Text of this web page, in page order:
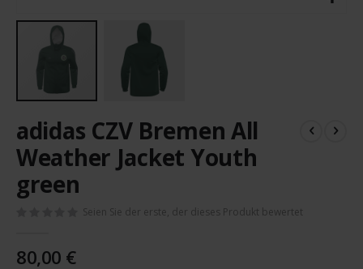
Anfang
der
Bildergalerie
springen
adidas CZV Bremen All
Weather Jacket Youth
green
Seien Sie der erste, der dieses Produkt bewertet
80,00 €